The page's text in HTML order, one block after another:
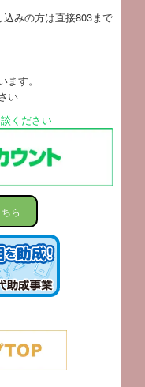
みの方は直接803まで
す。
い
ください
ら